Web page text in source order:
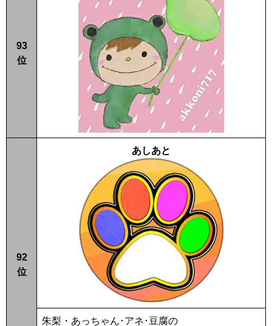
93
位
92
位
あしあと
朱梨・あっちゃん･アネ･豆腐の